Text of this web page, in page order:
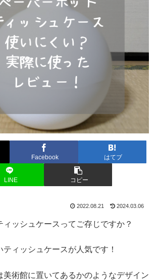
Facebook はてブ
LINE コピー
2022.08.21 2024.03.06
ィッシュケースってご存じですか？
ィッシュケースが人気です！
美術館に置いてあるかのようなデザイン